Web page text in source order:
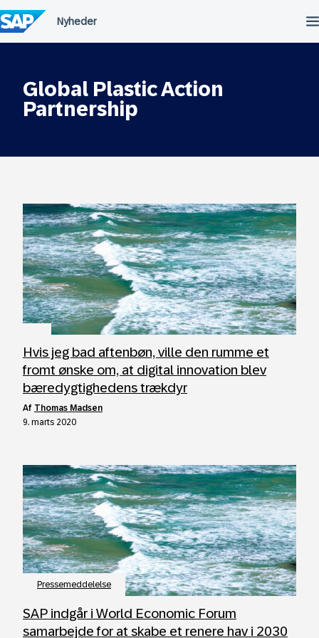
til
indholdet
Global Plastic Action
Partnership
Hvis jeg bad aftenbøn, ville den rumme et
fromt ønske om, at digital innovation blev
bæredygtighedens trækdyr
af Thomas Madsen
9. marts 2020
Pressemeddelelse
SAP indgår i World Economic Forum
samarbejde for at skabe et renere hav i 2030